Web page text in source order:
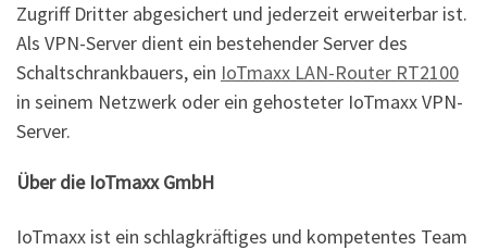
Zugriff Dritter abgesichert und jederzeit erweiterbar ist.
Als VPN-Server dient ein bestehender Server des
Schaltschrankbauers, ein IoTmaxx LAN-Router RT2100
in seinem Netzwerk oder ein gehosteter IoTmaxx VPN-
Server.
Über die IoTmaxx GmbH
IoTmaxx ist ein schlagkräftiges und kompetentes Team